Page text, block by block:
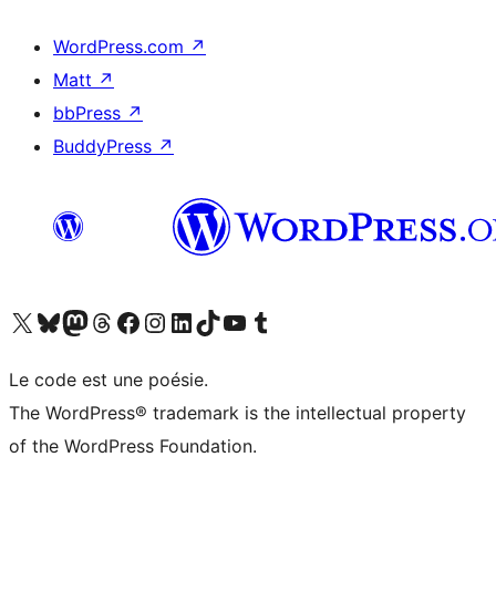
WordPress.com ↗
Matt ↗
bbPress ↗
BuddyPress ↗
Visitez notre compte X (précédemment Twitter)
Visiter notre compte Bluesky
Visiter notre compte Mastodon
Visiter notre compte Threads
Consulter notre compte Facebook
Consulter notre compte Instagram
Consulter notre compte LinkedIn
Visiter notre compte TokTok
Visiter notre chaîne YouTube
Visiter notre compte Tumblr
Le code est une poésie.
The WordPress® trademark is the intellectual property
of the WordPress Foundation.